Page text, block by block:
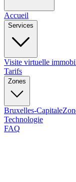
Accueil
Services
Visite virtuelle
Tarifs
Zones
Bruxelles-Capitale
Technologie
FAQ